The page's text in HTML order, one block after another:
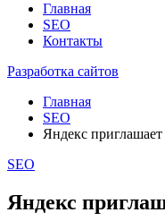
Главная
SEO
Контакты
Разработка сайтов
Главная
SEO
Яндекс приглашает
SEO
Яндекс